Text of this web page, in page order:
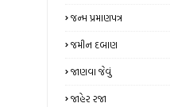
જન્મ પ્રમાણપત્ર
જમીન દબાણ
જાણવા જેવું
જાહેર રજા